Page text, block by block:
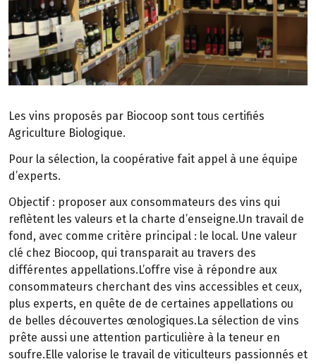
Les vins proposés par Biocoop sont tous certifiés
Agriculture Biologique.
Pour la sélection, la coopérative fait appel à une équipe
d’experts.
Objectif : proposer aux consommateurs des vins qui
reflètent les valeurs et la charte d’enseigne.Un travail de
fond, avec comme critère principal : le local. Une valeur
clé chez Biocoop, qui transparait au travers des
différentes appellations.L’offre vise à répondre aux
consommateurs cherchant des vins accessibles et ceux,
plus experts, en quête de de certaines appellations ou
de belles découvertes œnologiques.La sélection de vins
prête aussi une attention particulière à la teneur en
soufre.Elle valorise le travail de viticulteurs passionnés et